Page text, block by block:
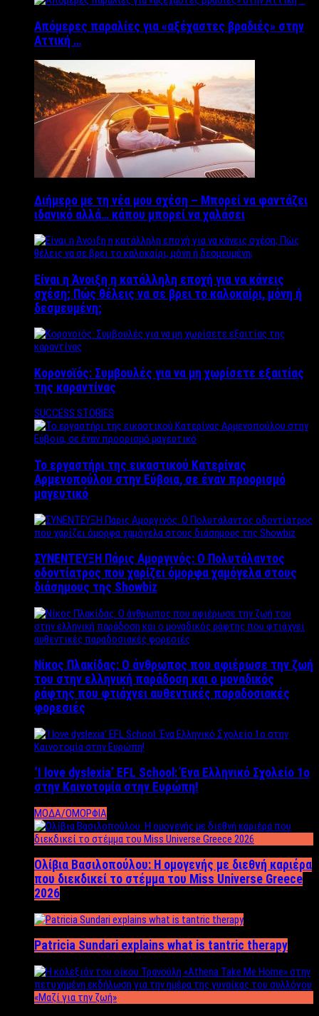
Απόμερες παραλίες για «αξέχαστες βραδιές» στην
Αττική …
Διήμερο με τη νέα μου σχέση – Μπορεί να φαντάζει
ιδανικό αλλά… κάπου μπορεί να χαλάσει
Είναι η Άνοιξη η κατάλληλη εποχή για να κάνεις
σχέση; Πώς θέλεις να σε βρει το καλοκαίρι, μόνη ή
δεσμευμένη;
Κορονοϊός: Συμβουλές για να μη χωρίσετε εξαιτίας
της καραντίνας
SUCCESS STORIES
Το εργαστήρι της εικαστικού Κατερίνας
Αρμενοπούλου στην Εύβοια, σε έναν προορισμό
μαγευτικό
ΣΥΝΕΝΤΕΥΞΗ Πάρις Αμοργινός: O Πολυτάλαντος
οδοντίατρος που χαρίζει όμορφα χαμόγελα στους
διάσημους της Showbiz
Νίκος Πλακίδας: O άνθρωπος που αφιέρωσε την ζωή
του στην ελληνική παράδοση και ο μοναδικός
ράφτης που φτιάχνει αυθεντικές παραδοσιακές
φορεσιές
‘Ι love dyslexia’ EFL School: Ένα Ελληνικό Σχολείo 1ο
στην Καινοτομία στην Ευρώπη!
ΜΟΔΑ/ΟΜΟΡΦΙΑ
Ολίβια Βασιλοπούλου: Η ομογενής με διεθνή καριέρα
που διεκδικεί το στέμμα του Miss Universe Greece
2026
Patricia Sundari explains what is tantric therapy